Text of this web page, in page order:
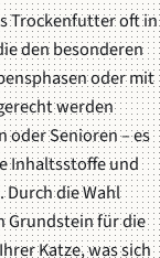
Trockenfutter oft in
den besonderen
oder mit
werden
oder Senioren – es
Inhaltsstoffe und
die Wahl
Grundstein für die
Katze, was sich